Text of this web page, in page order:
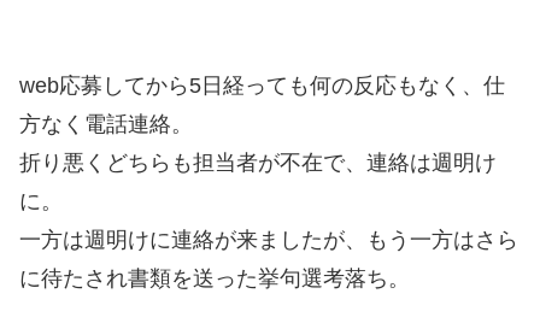
web応募してから5日経っても何の反応もなく、仕
方なく電話連絡。
折り悪くどちらも担当者が不在で、連絡は週明け
に。
一方は週明けに連絡が来ましたが、もう一方はさら
に待たされ書類を送った挙句選考落ち。